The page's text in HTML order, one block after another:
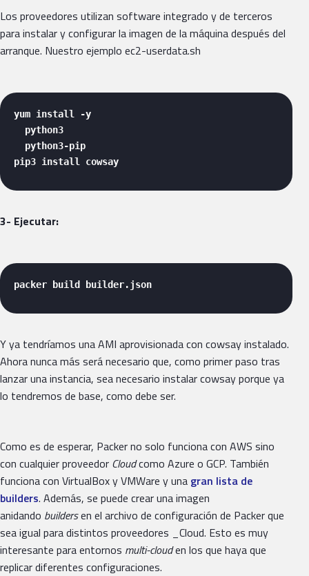
Los proveedores utilizan software integrado y de terceros
para instalar y configurar la imagen de la máquina después del
arranque. Nuestro ejemplo ec2-userdata.sh
yum install -y
  python3
  python3-pip
pip3 install cowsay
3- Ejecutar:
packer build builder.json
Y ya tendríamos una AMI aprovisionada con cowsay instalado.
Ahora nunca más será necesario que, como primer paso tras
lanzar una instancia, sea necesario instalar cowsay porque ya
lo tendremos de base, como debe ser.
Como es de esperar, Packer no solo funciona con AWS sino
con cualquier proveedor Cloudcomo Azure o GCP. También
funciona con VirtualBox y VMWare y una gran lista de
builders. Además, se puede crear una imagen
anidando buildersen el archivo de configuración de Packer que
sea igual para distintos proveedores _Cloud. Esto es muy
interesante para entornos multi-clouden los que haya que
replicar diferentes configuraciones.